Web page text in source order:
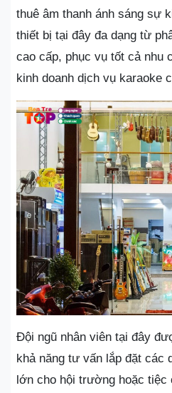
thuê âm thanh ánh sáng sự
thiết bị tại đây đa dạng từ
cao cấp, phục vụ tốt cả nhu
kinh doanh dịch vụ karaoke
Đội ngũ nhân viên tại đây
khả năng tư vấn lắp đặt các
lớn cho hội trường hoặc